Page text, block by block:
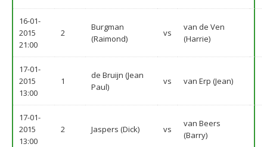
16-01-
2015
21:00
2
Burgman
(Raimond)
vs
van de Ven
(Harrie)
17-01-
2015
13:00
1
de Bruijn (Jean
Paul)
vs van Erp (Jean)
17-01-
2015
13:00
2 Jaspers (Dick) vs
van Beers
(Barry)